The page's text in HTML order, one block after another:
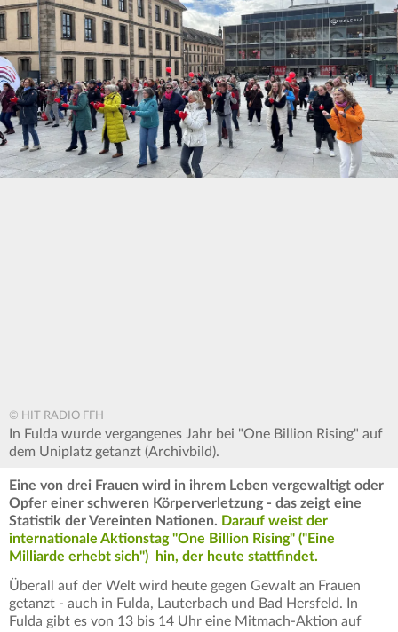
© HIT RADIO FFH
In Fulda wurde vergangenes Jahr bei "One Billion Rising" auf
dem Uniplatz getanzt (Archivbild).
Eine von drei Frauen wird in ihrem Leben vergewaltigt oder
Opfer einer schweren Körperverletzung - das zeigt eine
Statistik der Vereinten Nationen. Darauf weist der
internationale Aktionstag "One Billion Rising" ("Eine
Milliarde erhebt sich") hin, der heute stattfindet.
Überall auf der Welt wird heute gegen Gewalt an Frauen
getanzt - auch in Fulda, Lauterbach und Bad Hersfeld. In
Fulda gibt es von 13 bis 14 Uhr eine Mitmach-Aktion auf